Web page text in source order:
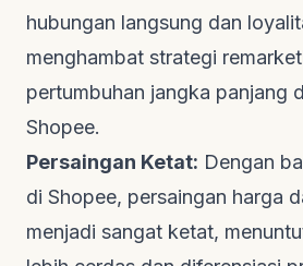
hubungan langsung dan
menghambat strategi
pertumbuhan jangka panjang
Shopee.
Persaingan Ketat: Dengan
di Shopee, persaingan harga
menjadi sangat ketat,